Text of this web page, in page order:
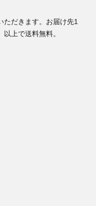
ただきます。お届け先1
上で送料無料。